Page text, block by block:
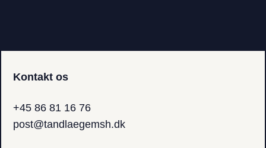
Kontakt os
+45 86 81 16 76
post@tandlaegemsh.dk